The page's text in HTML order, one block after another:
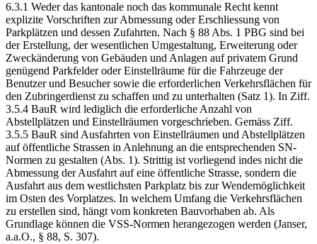
6.3.1 Weder das kantonale noch das kommunale Recht kennt
explizite Vorschriften zur Abmessung oder Erschliessung von
Parkplätzen und dessen Zufahrten. Nach § 88 Abs. 1 PBG sind bei
der Erstellung, der wesentlichen Umgestaltung, Erweiterung oder
Zweckänderung von Gebäuden und Anlagen auf privatem Grund
genügend Parkfelder oder Einstellräume für die Fahrzeuge der
Benutzer und Besucher sowie die erforderlichen Verkehrsflächen für
den Zubringerdienst zu schaffen und zu unterhalten (Satz 1). In Ziff.
3.5.4 BauR wird lediglich die erforderliche Anzahl von
Abstellplätzen und Einstellräumen vorgeschrieben. Gemäss Ziff.
3.5.5 BauR sind Ausfahrten von Einstellräumen und Abstellplätzen
auf öffentliche Strassen in Anlehnung an die entsprechenden SN-
Normen zu gestalten (Abs. 1). Strittig ist vorliegend indes nicht die
Abmessung der Ausfahrt auf eine öffentliche Strasse, sondern die
Ausfahrt aus dem westlichsten Parkplatz bis zur Wendemöglichkeit
im Osten des Vorplatzes. In welchem Umfang die Verkehrsflächen
zu erstellen sind, hängt vom konkreten Bauvorhaben ab. Als
Grundlage können die VSS-Normen herangezogen werden (Janser,
a.a.O., § 88, S. 307).